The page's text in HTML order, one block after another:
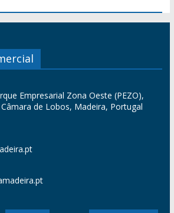
Empresarial Zona Oeste (PEZO),
de Lobos, Madeira, Portugal